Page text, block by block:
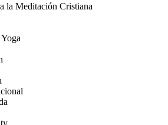
la Meditación Cristiana